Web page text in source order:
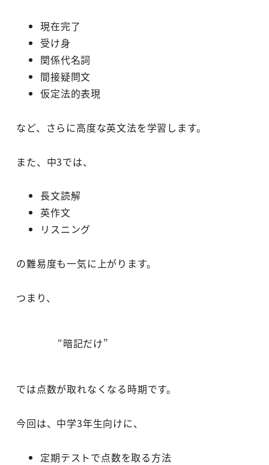
現在完了
受け身
関係代名詞
間接疑問文
仮定法的表現
など、さらに高度な英文法を学習します。
また、中3では、
長文読解
英作文
リスニング
の難易度も一気に上がります。
つまり、
“暗記だけ”
では点数が取れなくなる時期です。
今回は、中学3年生向けに、
定期テストで点数を取る方法